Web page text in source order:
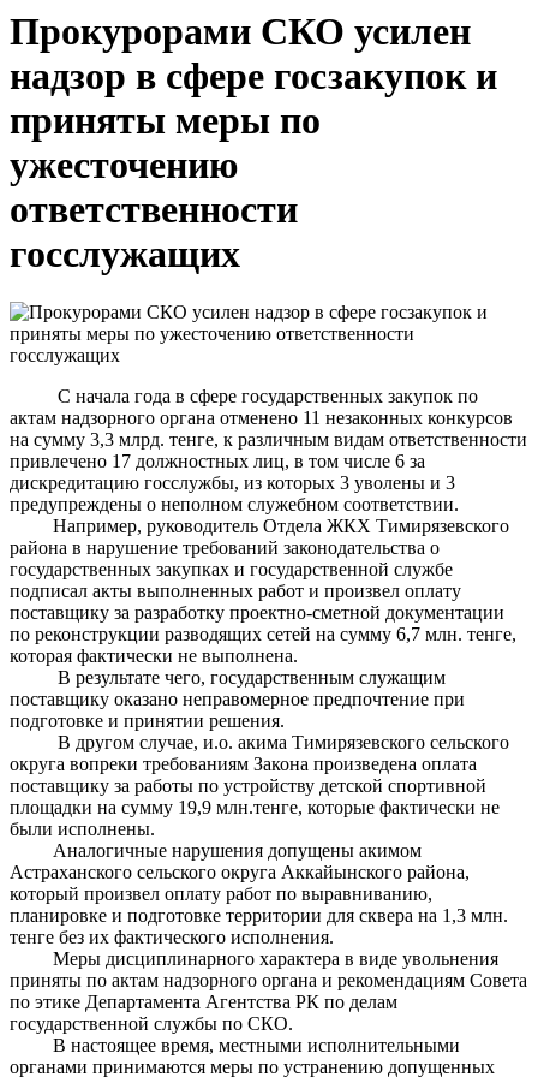
Прокурорами СКО усилен
надзор в сфере госзакупок и
приняты меры по
ужесточению
ответственности
госслужащих
С начала года в сфере государственных закупок по
актам надзорного органа отменено 11 незаконных конкурсов
на сумму 3,3 млрд. тенге, к различным видам ответственности
привлечено 17 должностных лиц, в том числе 6 за
дискредитацию госслужбы, из которых 3 уволены и 3
предупреждены о неполном служебном соответствии.
Например, руководитель Отдела ЖКХ Тимирязевского
района в нарушение требований законодательства о
государственных закупках и государственной службе
подписал акты выполненных работ и произвел оплату
поставщику за разработку проектно-сметной документации
по реконструкции разводящих сетей на сумму 6,7 млн. тенге,
которая фактически не выполнена.
В результате чего, государственным служащим
поставщику оказано неправомерное предпочтение при
подготовке и принятии решения.
В другом случае, и.о. акима Тимирязевского сельского
округа вопреки требованиям Закона произведена оплата
поставщику за работы по устройству детской спортивной
площадки на сумму 19,9 млн.тенге, которые фактически не
были исполнены.
Аналогичные нарушения допущены акимом
Астраханского сельского округа Аккайынского района,
который произвел оплату работ по выравниванию,
планировке и подготовке территории для сквера на 1,3 млн.
тенге без их фактического исполнения.
Меры дисциплинарного характера в виде увольнения
приняты по актам надзорного органа и рекомендациям Совета
по этике Департамента Агентства РК по делам
государственной службы по СКО.
В настоящее время, местными исполнительными
органами принимаются меры по устранению допущенных